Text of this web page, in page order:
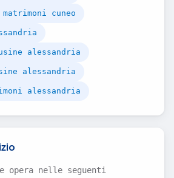
cuneo
alessandria
alessandria
alessandria
opera nelle seguenti